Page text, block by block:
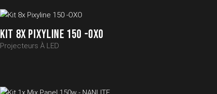
KIT 8X PIXYLINE 150 -OXO
Projecteurs À LED